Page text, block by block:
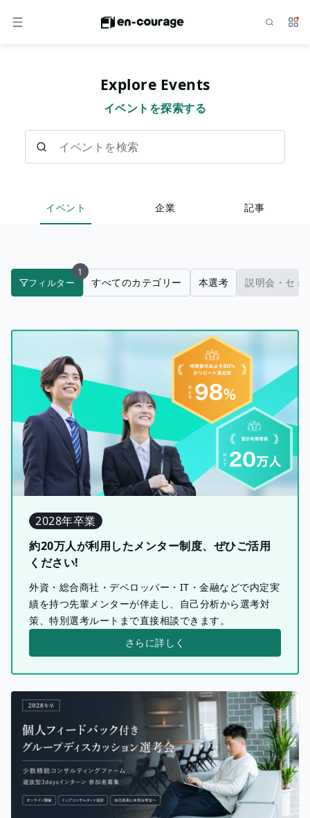
メニュー サ
Explore Events
イベントを探索する
イベント 企業 記事
フィルター
1
すべてのカテゴリー 本選考 説明会・セミ
2028年卒業
約20万人が利用したメンター制度、ぜひご活用
ください!
外資・総合商社・デベロッパー・IT・金融などで内定実
績を持つ先輩メンターが伴走し、自己分析から選考対
策、特別選考ルートまで直接相談できます。
さらに詳しく